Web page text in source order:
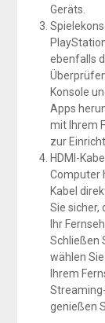
Geräts.
ebenfalls
Konsole
Apps
mit Ihrem
zur
HDMI-
Computer
Kabel
Sie sicher,
Ihr
Schließen
wählen
Ihrem
genießen